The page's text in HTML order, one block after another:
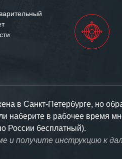
в Санкт-Петербурге, но
наберите в рабочее время
России бесплатный).
и получите инструкцию к